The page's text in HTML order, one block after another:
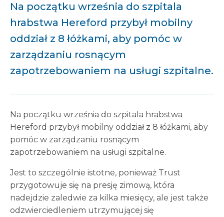
Na początku września do szpitala
hrabstwa Hereford przybył mobilny
oddział z 8 łóżkami, aby pomóc w
zarządzaniu rosnącym
zapotrzebowaniem na usługi szpitalne.
Na początku września do szpitala hrabstwa
Hereford przybył mobilny oddział z 8 łóżkami, aby
pomóc w zarządzaniu rosnącym
zapotrzebowaniem na usługi szpitalne.
Jest to szczególnie istotne, ponieważ Trust
przygotowuje się na presję zimową, która
nadejdzie zaledwie za kilka miesięcy, ale jest także
odzwierciedleniem utrzymującej się